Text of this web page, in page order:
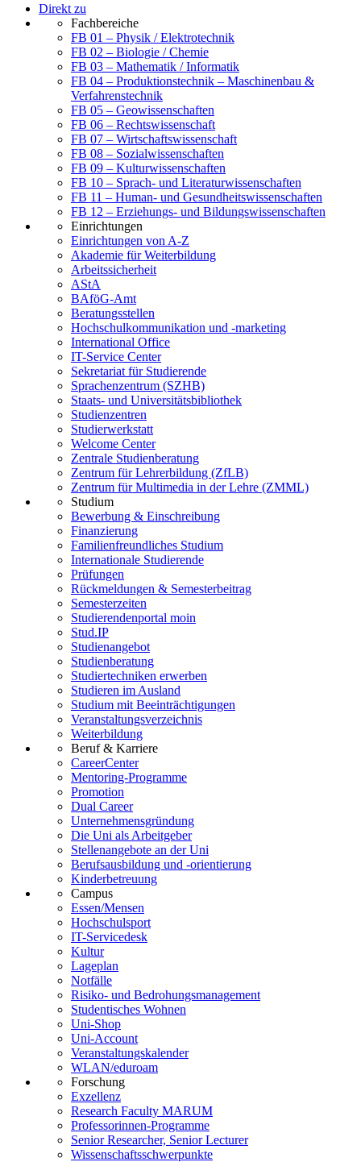
Direkt zu
Fachbereiche
FB 01 – Physik / Elektrotechnik
FB 02 – Biologie / Chemie
FB 03 – Mathematik / Informatik
FB 04 – Produktionstechnik – Maschinenbau &
Verfahrenstechnik
FB 05 – Geowissenschaften
FB 06 – Rechtswissenschaft
FB 07 – Wirtschaftswissenschaft
FB 08 – Sozialwissenschaften
FB 09 – Kulturwissenschaften
FB 10 – Sprach- und Literaturwissenschaften
FB 11 – Human- und Gesundheitswissenschaften
FB 12 – Erziehungs- und Bildungswissenschaften
Einrichtungen
Einrichtungen von A-Z
Akademie für Weiterbildung
Arbeitssicherheit
AStA
BAföG-Amt
Beratungsstellen
Hochschulkommunikation und -marketing
International Office
IT-Service Center
Sekretariat für Studierende
Sprachenzentrum (SZHB)
Staats- und Universitätsbibliothek
Studienzentren
Studierwerkstatt
Welcome Center
Zentrale Studienberatung
Zentrum für Lehrerbildung (ZfLB)
Zentrum für Multimedia in der Lehre (ZMML)
Studium
Bewerbung & Einschreibung
Finanzierung
Familienfreundliches Studium
Internationale Studierende
Prüfungen
Rückmeldungen & Semesterbeitrag
Semesterzeiten
Studierendenportal moin
Stud.IP
Studienangebot
Studienberatung
Studiertechniken erwerben
Studieren im Ausland
Studium mit Beeinträchtigungen
Veranstaltungsverzeichnis
Weiterbildung
Beruf & Karriere
CareerCenter
Mentoring-Programme
Promotion
Dual Career
Unternehmensgründung
Die Uni als Arbeitgeber
Stellenangebote an der Uni
Berufsausbildung und -orientierung
Kinderbetreuung
Campus
Essen/Mensen
Hochschulsport
IT-Servicedesk
Kultur
Lageplan
Notfälle
Risiko- und Bedrohungsmanagement
Studentisches Wohnen
Uni-Shop
Uni-Account
Veranstaltungskalender
WLAN/eduroam
Forschung
Exzellenz
Research Faculty MARUM
Professorinnen-Programme
Senior Researcher, Senior Lecturer
Wissenschaftsschwerpunkte